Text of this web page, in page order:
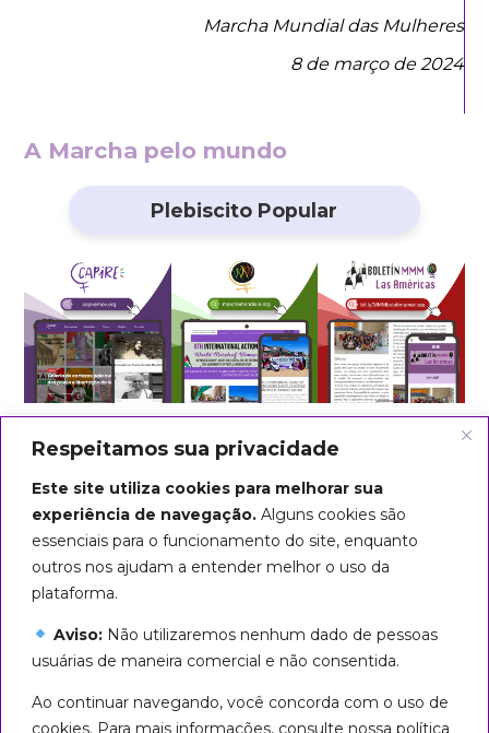
Respeitamos sua privacidade
Este site utiliza cookies para melhorar sua
experiência de navegação. Alguns cookies são
essenciais para o funcionamento do site, enquanto
outros nos ajudam a entender melhor o uso da
plataforma.
Aviso:Não utilizaremos nenhum dado de pessoas
usuárias de maneira comercial e não consentida.
Ao continuar navegando, você concorda com o uso de
cookies. Para mais informações, consulte nossa política
Marcha Mundial das Mulheres
8 de março de 2024
A Marcha pelo mundo
Plebiscito Popular
Seguiremos em marcha até que